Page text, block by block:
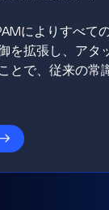
によりすべて
を拡張し、アタ
とで、従来の常